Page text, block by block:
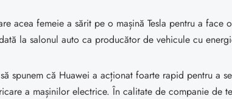
acea femeie a sărit pe o mașină Tesla pentru a face
la salonul auto ca producător de vehicule cu
spunem că Huawei a acționat foarte rapid pentru a
a mașinilor electrice. În calitate de companie de